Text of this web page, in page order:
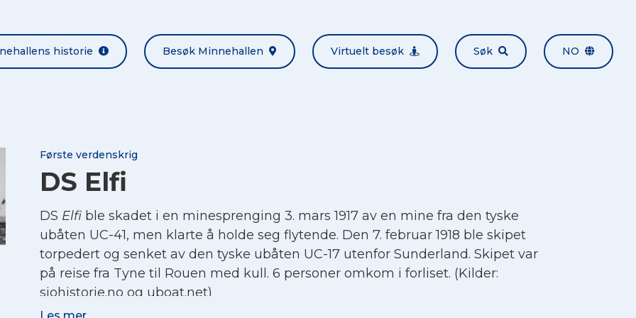
historie Besøk Minnehallen Virtuelt besøk Søk NO
Første verdenskrig
DS Elfi
DS Elfi ble skadet i en minesprenging 3. mars 1917 av en mine fra den tyske
ubåten UC-41, men klarte å holde seg flytende. Den 7. februar 1918 ble skipet
torpedert og senket av den tyske ubåten UC-17 utenfor Sunderland. Skipet var
på reise fra Tyne til Rouen med kull. 6 personer omkom i forliset. (Kilder:
sjohistorie.no og uboat.net)